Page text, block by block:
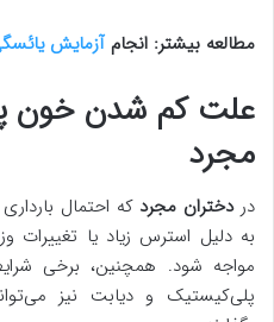
مطالعه بیشتر: انجامآزمایش
علت کم شدن خون
مجرد
دردختران مجرد که احتمال
به دلیل استرس زیاد یا
مواجه شود. همچنین، برخی
پلی‌کیستیک و دیابت نیز